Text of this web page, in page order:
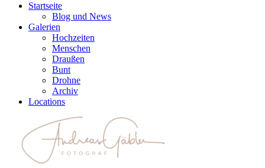
Startseite
Blog und News
Galerien
Hochzeiten
Menschen
Draußen
Bunt
Drohne
Archiv
Locations